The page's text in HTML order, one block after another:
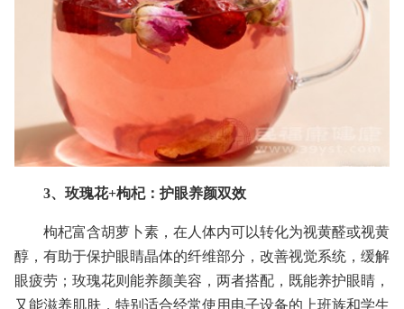
3、玫瑰花+枸杞：护眼养颜双效
枸杞富含胡萝卜素，在人体内可以转化为视黄醛或视黄
醇，有助于保护眼睛晶体的纤维部分，改善视觉系统，缓解
眼疲劳；玫瑰花则能养颜美容，两者搭配，既能养护眼睛，
又能滋养肌肤，特别适合经常使用电子设备的上班族和学生